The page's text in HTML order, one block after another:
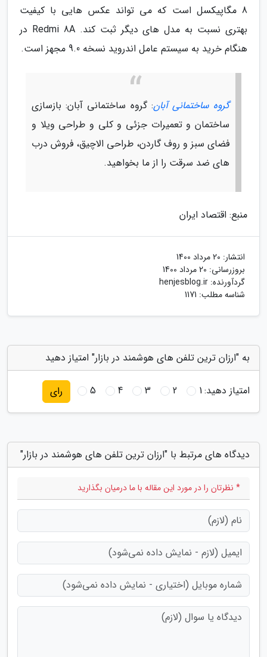
8 مگاپیکسل است که می تواند عکس هایی با کیفیت
بهتری نسبت به مدل های دیگر ثبت کند. Redmi 8A در
هنگام خرید به سیستم عامل اندروید نسخه 9.0 مجهز است.
گروه ساختمانی آبان: گروه ساختمانی آبان: بازسازی
ساختمان و تعمیرات جزئی و کلی و طراحی ویلا و
فضای سبز و روف گاردن، طراحی الاچیق، فروش درب
های ضد سرقت را از ما بخواهید.
منبع: اقتصاد ایران
انتشار: 20 مرداد 1400
بروزرسانی: 20 مرداد 1400
گردآورنده: henjesblog.ir
شناسه مطلب: 1171
به "ارزان ترین تلفن های هوشمند در بازار" امتیاز دهید
امتیاز دهید:1
2
3
4
5 رای
دیدگاه های مرتبط با "ارزان ترین تلفن های هوشمند در بازار"
* نظرتان را در مورد این مقاله با ما درمیان بگذارید